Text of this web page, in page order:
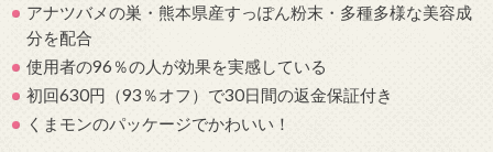
アナツバメの巣・熊本県産すっぽん粉末・多種多様な美容成
分を配合
使用者の96％の人が効果を実感している
初回630円（93％オフ）で30日間の返金保証付き
くまモンのパッケージでかわいい！